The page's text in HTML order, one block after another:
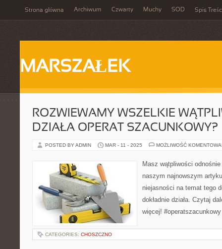
Strona główna Archiwum Czwarty Muchy SOD Spis
MARSZAŁEK
ROZWIEWAMY WSZELKIE
DZIAŁA OPERAT SZACUNKOWY?
POSTED BY ADMIN MAR - 11 - 2025 MOŻLIWOŚĆ
Masz wątpliwości
naszym najnowszym
niejasności na temat tego
dokładnie działa. Czytaj
więcej!
CATEGORIES: CHOSZCZNO